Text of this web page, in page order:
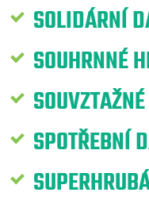
SOLIDÁRNÍ
SOUHRNNÉ
SPOTŘEBNÍ